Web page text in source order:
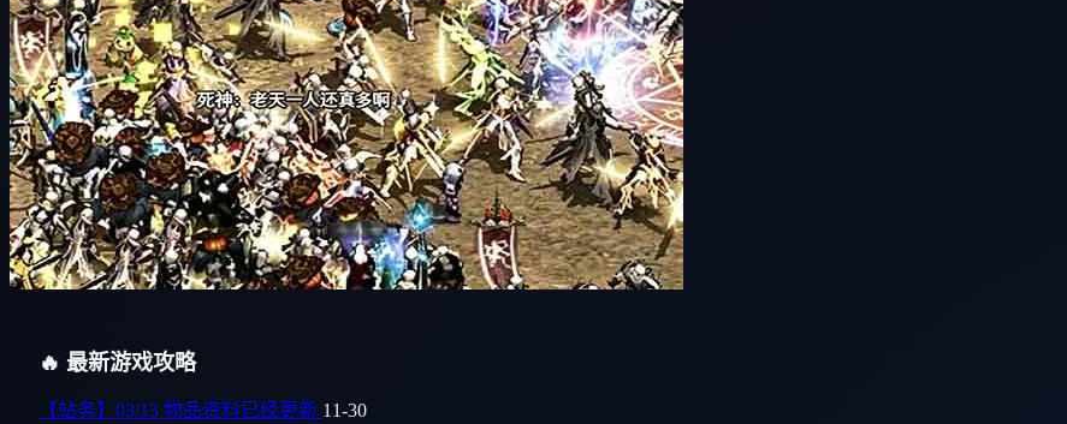
🔥 最新游戏攻略
【站务】03/13 物品资料已经更新 11-30